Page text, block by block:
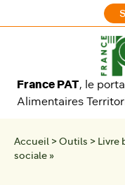
France PAT, le
Alimentaires
Accueil > Outils > Livre
sociale »